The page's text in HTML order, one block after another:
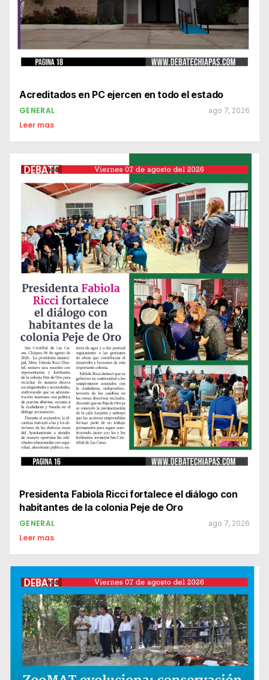
Acreditados en PC ejercen en todo el estado
GENERAL ago 7, 2026
Leer mas
Presidenta Fabiola Ricci fortalece el diálogo con
habitantes de la colonia Peje de Oro
GENERAL ago 7, 2026
Leer mas